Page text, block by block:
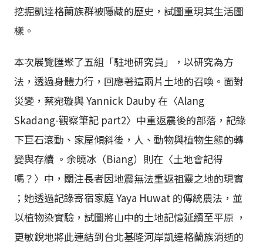
挖掘凱達格蘭族群被隱藏的歷史，試圖重現其生活圖
樣。
本次展覽匯聚了五組「駐地研究員」，以研究為方
法，透過身體力行，回應著這兩片土地的召喚。面對
災變，蔡宛璇與 Yannick Dauby 在〈Alang
Skadang-觀察筆記 part2〉中重返震後的部落，記錄
下巨石滾動、家屋傾斜後，人、動物與植物生態的轉
變與存續 。余曉冰（Biang）則在〈土地會記得
嗎？〉中，關注長者因地震無法重返祖靈之地的現實
；她透過記錄寄宿家庭 Yaya Huwat 的傳統農法，並
以植物染實驗，試圖將山中的土地記憶延續至平原 ，
更敏銳地將此連結到台北基隆河岸凱達格蘭族消逝的